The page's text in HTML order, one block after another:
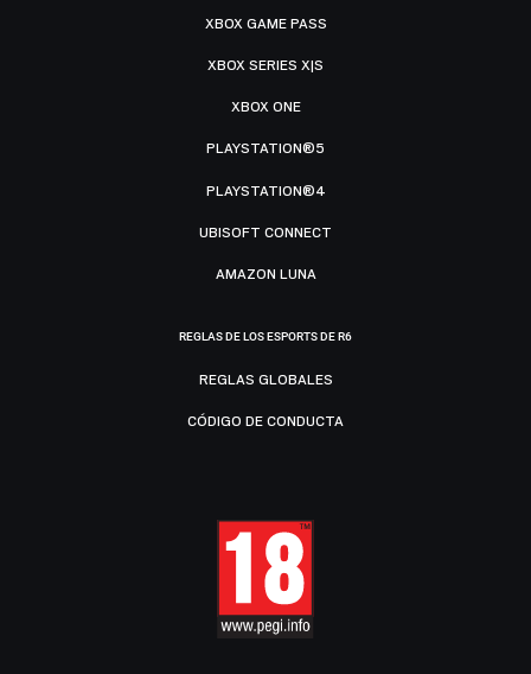
XBOX GAME PASS
XBOX SERIES X|S
XBOX ONE
PLAYSTATION®5
PLAYSTATION®4
UBISOFT CONNECT
AMAZON LUNA
REGLAS DE LOS ESPORTS DE R6
REGLAS GLOBALES
CÓDIGO DE CONDUCTA